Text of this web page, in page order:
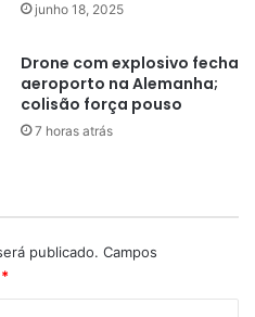
junho 18, 2025
Drone com explosivo fecha
aeroporto na Alemanha;
colisão força pouso
7 horas atrás
publicado. Campos
*